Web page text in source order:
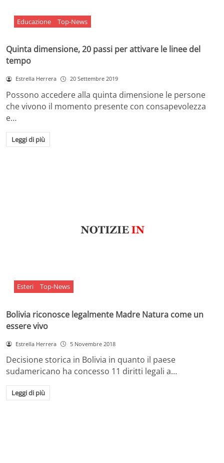
Educazione Top-News
Quinta dimensione, 20 passi per attivare le linee del
tempo
Estrella Herrera 20 Settembre 2019
Possono accedere alla quinta dimensione le persone
che vivono il momento presente con consapevolezza
e…
Leggi di più
Esteri Top-News
Bolivia riconosce legalmente Madre Natura come un
essere vivo
Estrella Herrera 5 Novembre 2018
Decisione storica in Bolivia in quanto il paese
sudamericano ha concesso 11 diritti legali a…
Leggi di più